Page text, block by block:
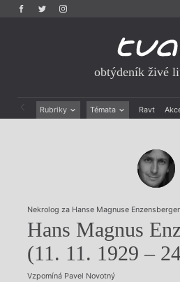
obtýdeník živé
Rubriky Témata Ravt
Nekrolog za Hanse Magnuse
Hans Magnus
(11. 11. 1929 –
Vzpomíná Pavel Novotný